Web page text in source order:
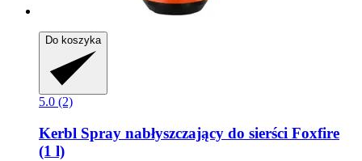
Do koszyka
5.0 (2)
Kerbl Spray nabłyszczający do sierści Foxfire
(1 l)